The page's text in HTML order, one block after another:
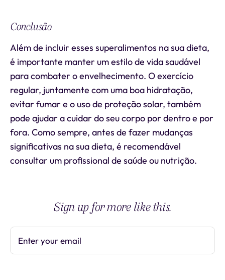
Conclusão
Além de incluir esses superalimentos na sua dieta,
é importante manter um estilo de vida saudável
para combater o envelhecimento. O exercício
regular, juntamente com uma boa hidratação,
evitar fumar e o uso de proteção solar, também
pode ajudar a cuidar do seu corpo por dentro e por
fora. Como sempre, antes de fazer mudanças
significativas na sua dieta, é recomendável
consultar um profissional de saúde ou nutrição.
Sign up for more like this.
Enter your email